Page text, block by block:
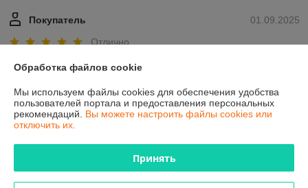
01.09.2025
Покупатель
Отлично
Прекрасное обслуживание. Наша благодарность продавцу за
Сделка подтверждена через корзину
Отлично
Обработка файлов cookie
Мы используем файлы cookies для обеспечения удобства
пользователей портала и предоставления персональных
рекомендаций. Вы можете настроить файлы cookies или
отключить их.
Принять